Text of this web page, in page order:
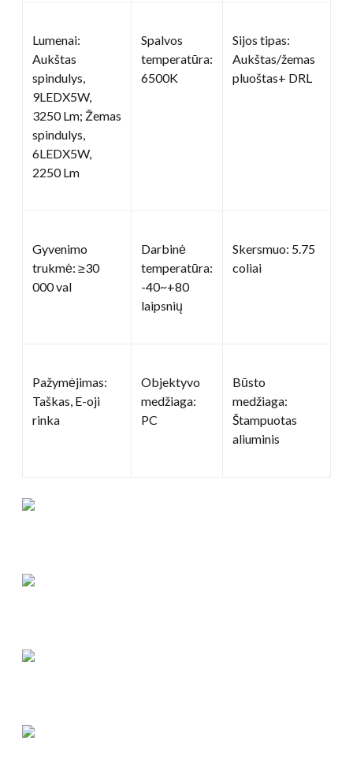
Lumenai:
Aukštas
spindulys,
9LEDX5W,
3250 Lm; Žemas
spindulys,
6LEDX5W,
2250 Lm
Spalvos
temperatūra:
6500K
Sijos tipas:
Aukštas/žemas
pluoštas+ DRL
Gyvenimo
trukmė: ≥30
000 val
Darbinė
temperatūra:
-40~+80
laipsnių
Skersmuo: 5.75
coliai
Pažymėjimas:
Taškas, E-oji
rinka
Objektyvo
medžiaga:
PC
Būsto
medžiaga:
Štampuotas
aliuminis